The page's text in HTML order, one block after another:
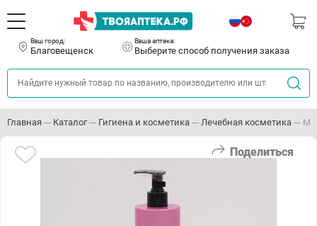
Ваш город:
Благовещенск
Ваша аптека:
Выберите способ получения заказа
Главная Каталог Гигиена и косметика Лечебная косметика
Поделиться